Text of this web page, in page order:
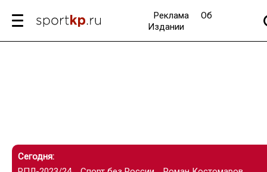
Реклама
Об
Издании
Сегодня: